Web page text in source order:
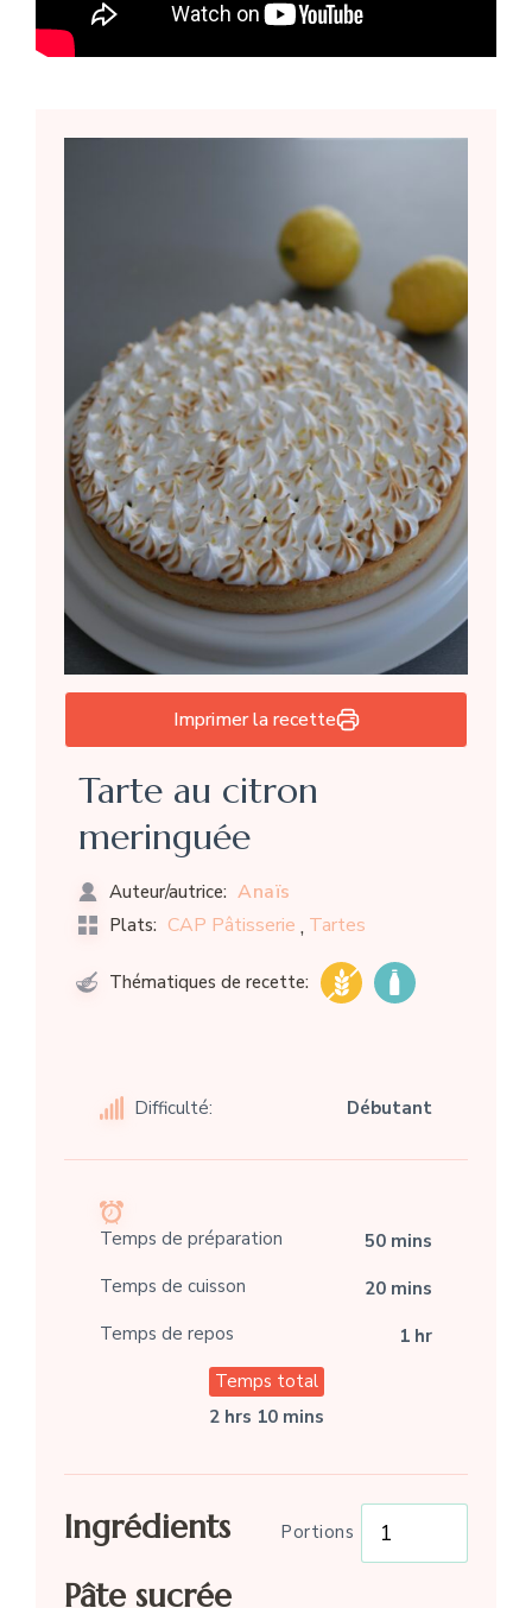
Imprimer la recette
Tarte au citron
meringuée
Auteur/autrice: Anaïs
Plats: CAP Pâtisserie , Tartes
Thématiques de recette:
Difficulté: Débutant
Temps de préparation
50 mins
Temps de cuisson
20 mins
Temps de repos
1 hr
Temps total
2 hrs 10 mins
Ingrédients Portions
Pâte sucrée